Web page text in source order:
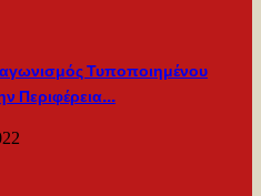
Τυποποιημένου
Περιφέρεια…